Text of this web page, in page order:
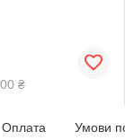
₴
Оплата Умови